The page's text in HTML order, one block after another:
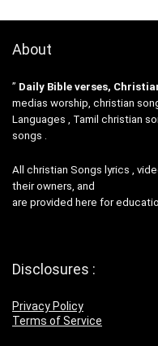
About
” Daily Bible verses,
medias worship, christian
Languages , Tamil christian
songs .
All christian Songs lyrics ,
their owners, and
are provided here for
Disclosures :
Privacy Policy
Terms of Service